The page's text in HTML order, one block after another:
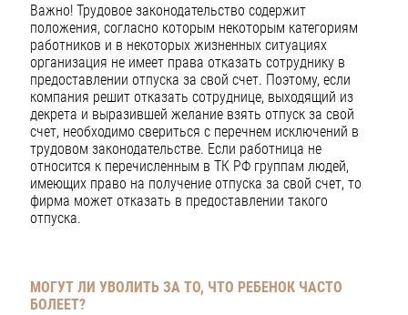
Важно! Трудовое законодательство содержит
положения, согласно которым некоторым категориям
работников и в некоторых жизненных ситуациях
организация не имеет права отказать сотруднику в
предоставлении отпуска за свой счет. Поэтому, если
компания решит отказать сотруднице, выходящий из
декрета и выразившей желание взять отпуск за свой
счет, необходимо свериться с перечнем исключений в
трудовом законодательстве. Если работница не
относится к перечисленным в ТК РФ группам людей,
имеющих право на получение отпуска за свой счет, то
фирма может отказать в предоставлении такого
отпуска.
МОГУТ ЛИ УВОЛИТЬ ЗА ТО, ЧТО РЕБЕНОК ЧАСТО
БОЛЕЕТ?